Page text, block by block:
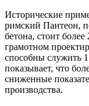
Исторические
римский Пантеон,
бетона, стоит
грамотном
способны служить
показывает, что
сниженные
производства.